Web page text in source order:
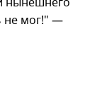
не мог!" —